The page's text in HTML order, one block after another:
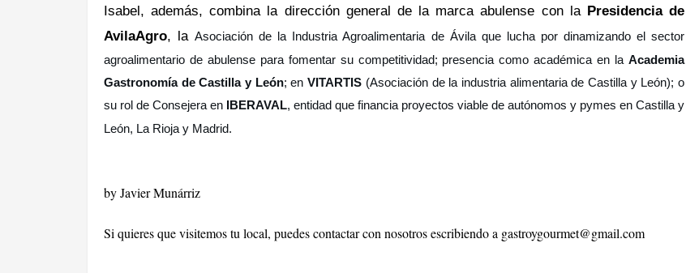
Isabel, además, combina la dirección general de la marca abulense con la Presidencia de
AvilaAgro, laAsociación de la Industria Agroalimentaria de Ávila que lucha por dinamizando el sector
agroalimentario de abulensepara fomentar su competitividad; presencia como académica en laAcademia
Gastronomía de Castilla y León; enVITARTIS (Asociación de la industria alimentaria de Castilla y León); o
su rol de Consejera en IBERAVAL, entidad que financia proyectos viable de autónomos y pymes en Castilla y
León, La Rioja y Madrid.
by Javier Munárriz
Si quieres que visitemos tu local, puedes contactar con nosotros escribiendo a gastroygourmet@gmail.com